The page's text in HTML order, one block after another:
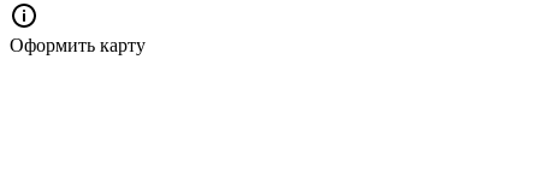
Оформить карту